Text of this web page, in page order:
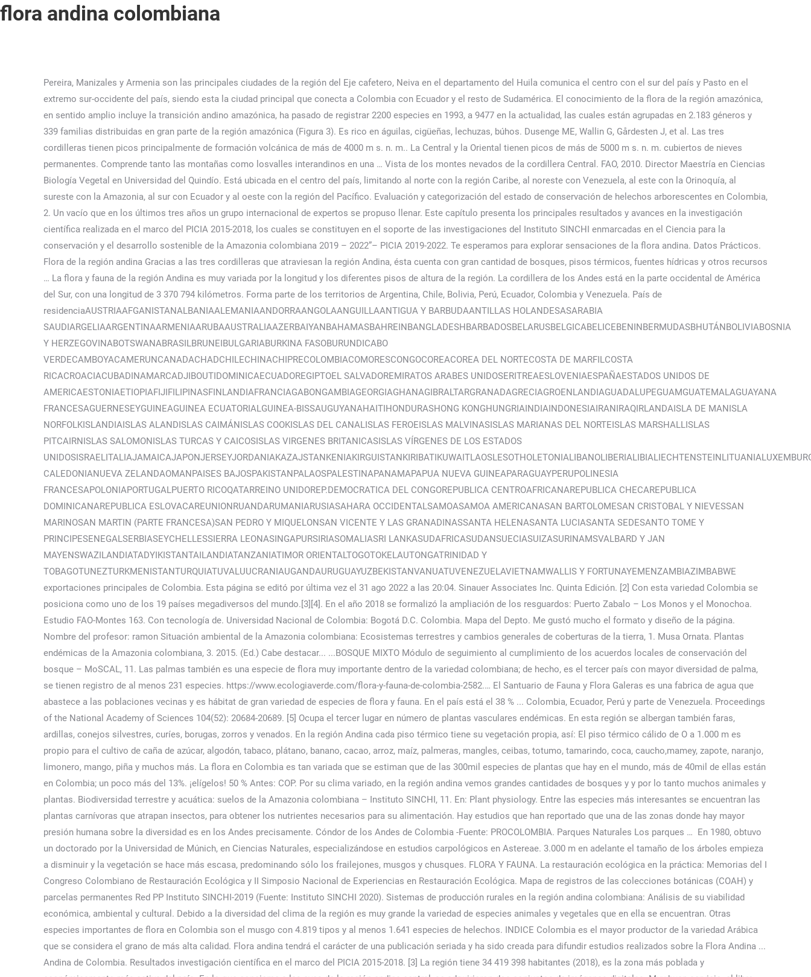
flora andina colombiana
Pereira, Manizales y Armenia son las principales ciudades de la región del Eje cafetero, Neiva en el departamento del Huila comunica el centro con el sur del país y Pasto en el extremo sur-occidente del país, siendo esta la ciudad principal que conecta a Colombia con Ecuador y el resto de Sudamérica. El conocimiento de la flora de la región amazónica, en sentido amplio incluye la transición andino amazónica, ha pasado de registrar 2200 especies en 1993, a 9477 en la actualidad, las cuales están agrupadas en 2.183 géneros y 339 familias distribuidas en gran parte de la región amazónica (Figura 3). Es rico en águilas, cigüeñas, lechuzas, búhos. Dusenge ME, Wallin G, Gårdesten J, et al. Las tres cordilleras tienen picos principalmente de formación volcánica de más de 4000 m s. n. m.. La Central y la Oriental tienen picos de más de 5000 m s. n. m. cubiertos de nieves permanentes. Comprende tanto las montañas como losvalles interandinos en una … Vista de los montes nevados de la cordillera Central. FAO, 2010. Director Maestría en Ciencias Biología Vegetal en Universidad del Quindío. Está ubicada en el centro del país, limitando al norte con la región Caribe, al noreste con Venezuela, al este con la Orinoquía, al sureste con la Amazonia, al sur con Ecuador y al oeste con la región del Pacífico. Evaluación y categorización del estado de conservación de helechos arborescentes en Colombia, 2. Un vacío que en los últimos tres años un grupo internacional de expertos se propuso llenar. Este capítulo presenta los principales resultados y avances en la investigación científica realizada en el marco del PICIA 2015-2018, los cuales se constituyen en el soporte de las investigaciones del Instituto SINCHI enmarcadas en el Ciencia para la conservación y el desarrollo sostenible de la Amazonia colombiana 2019 – 2022”– PICIA 2019-2022. Te esperamos para explorar sensaciones de la flora andina. Datos Prácticos. Flora de la región andina Gracias a las tres cordilleras que atraviesan la región Andina, ésta cuenta con gran cantidad de bosques, pisos térmicos, fuentes hídricas y otros recursos … La flora y fauna de la región Andina es muy variada por la longitud y los diferentes pisos de altura de la región. La cordillera de los Andes está en la parte occidental de América del Sur, con una longitud de 3 370 794 kilómetros. Forma parte de los territorios de Argentina, Chile, Bolivia, Perú, Ecuador, Colombia y Venezuela. País de residenciaAUSTRIAAFGANISTANALBANIAALEMANIAANDORRAANGOLAANGUILLAANTIGUA Y BARBUDAANTILLAS HOLANDESASARABIA SAUDIARGELIAARGENTINAARMENIAARUBAAUSTRALIAAZERBAIYANBAHAMASBAHREINBANGLADESHBARBADOSBELARUSBELGICABELICEBENINBERMUDASBHUTÁNBOLIVIABOSNIA Y HERZEGOVINABOTSWANABRASILBRUNEIBULGARIABURKINA FASOBURUNDICABO VERDECAMBOYACAMERUNCANADACHADCHILECHINACHIPRECOLOMBIACOMORESCONGOCOREACOREA DEL NORTECOSTA DE MARFILCOSTA RICACROACIACUBADINAMARCADJIBOUTIDOMINICAECUADOREGIPTOEL SALVADOREMIRATOS ARABES UNIDOSERITREAESLOVENIAESPAÑAESTADOS UNIDOS DE AMERICAESTONIAETIOPIAFIJIFILIPINASFINLANDIAFRANCIAGABONGAMBIAGEORGIAGHANAGIBRALTARGRANADAGRECIAGROENLANDIAGUADALUPEGUAMGUATEMALAGUAYANA FRANCESAGUERNESEYGUINEAGUINEA ECUATORIALGUINEA-BISSAUGUYANAHAITIHONDURASHONG KONGHUNGRIAINDIAINDONESIAIRANIRAQIRLANDAISLA DE MANISLA NORFOLKISLANDIAISLAS ALANDISLAS CAIMÁNISLAS COOKISLAS DEL CANALISLAS FEROEISLAS MALVINASISLAS MARIANAS DEL NORTEISLAS MARSHALLISLAS PITCAIRNISLAS SALOMONISLAS TURCAS Y CAICOSISLAS VIRGENES BRITANICASISLAS VÍRGENES DE LOS ESTADOS UNIDOSISRAELITALIAJAMAICAJAPONJERSEYJORDANIAKAZAJSTANKENIAKIRGUISTANKIRIBATIKUWAITLAOSLESOTHOLETONIALIBANOLIBERIALIBIALIECHTENSTEINLITUANIALUXEMBURGOMACAOMACEDONIAMADAGASCARMALASIAMALAWIMALDIVASMALIMALTAMARRUECOSMARTINICAMAURICIOMAURITANIAMAYOTTEMEXICOMICRONESIAMOLDAVIAMONACOMONGOLIAMONTENEGROMONTSERRATMOZAMBIQUEMYANMARNAMIBIANAURUNEPALNICARAGUANIGERNIGERIANIUENORUEGANUEVA CALEDONIANUEVA ZELANDAOMANPAISES BAJOSPAKISTANPALAOSPALESTINAPANAMAPAPUA NUEVA GUINEAPARAGUAYPERUPOLINESIA FRANCESAPOLONIAPORTUGALPUERTO RICOQATARREINO UNIDOREP.DEMOCRATICA DEL CONGOREPUBLICA CENTROAFRICANAREPUBLICA CHECAREPUBLICA DOMINICANAREPUBLICA ESLOVACAREUNIONRUANDARUMANIARUSIASAHARA OCCIDENTALSAMOASAMOA AMERICANASAN BARTOLOMESAN CRISTOBAL Y NIEVESSAN MARINOSAN MARTIN (PARTE FRANCESA)SAN PEDRO Y MIQUELONSAN VICENTE Y LAS GRANADINASSANTA HELENASANTA LUCIASANTA SEDESANTO TOME Y PRINCIPESENEGALSERBIASEYCHELLESSIERRA LEONASINGAPURSIRIASOMALIASRI LANKASUDAFRICASUDANSUECIASUIZASURINAMSVALBARD Y JAN MAYENSWAZILANDIATADYIKISTANTAILANDIATANZANIATIMOR ORIENTALTOGOTOKELAUTONGATRINIDAD Y TOBAGOTUNEZTURKMENISTANTURQUIATUVALUUCRANIAUGANDAURUGUAYUZBEKISTANVANUATUVENEZUELAVIETNAMWALLIS Y FORTUNAYEMENZAMBIAZIMBABWE exportaciones principales de Colombia. Esta página se editó por última vez el 31 ago 2022 a las 20:04. Sinauer Associates Inc. Quinta Edición. [2]​ Con esta variedad Colombia se posiciona como uno de los 19 países megadiversos del mundo.[3]​[4]​. En el año 2018 se formalizó la ampliación de los resguardos: Puerto Zabalo – Los Monos y el Monochoa. Estudio FAO-Montes 163. Con tecnología de. Universidad Nacional de Colombia: Bogotá D.C. Colombia. Mapa del Depto. Me gustó mucho el formato y diseño de la página. Nombre del profesor: ramon Situación ambiental de la Amazonia colombiana: Ecosistemas terrestres y cambios generales de coberturas de la tierra, 1. Musa Ornata. Plantas endémicas de la Amazonia colombiana, 3. 2015. (Ed.) Cabe destacar... ...BOSQUE MIXTO Módulo de seguimiento al cumplimiento de los acuerdos locales de conservación del bosque – MoSCAL, 11. Las palmas también es una especie de flora muy importante dentro de la variedad colombiana; de hecho, es el tercer país con mayor diversidad de palma, se tienen registro de al menos 231 especies. https://www.ecologiaverde.com/flora-y-fauna-de-colombia-2582.… El Santuario de Fauna y Flora Galeras es una fabrica de agua que abastece a las poblaciones vecinas y es hábitat de gran variedad de especies de flora y fauna. En el país está el 38 % ... Colombia, Ecuador, Perú y parte de Venezuela. Proceedings of the National Academy of Sciences 104(52): 20684-20689. [5]​ Ocupa el tercer lugar en número de plantas vasculares endémicas. En esta región se albergan también faras, ardillas, conejos silvestres, curíes, borugas, zorros y venados. En la región Andina cada piso térmico tiene su vegetación propia, así: El piso térmico cálido de O a 1.000 m es propio para el cultivo de caña de azúcar, algodón, tabaco, plátano, banano, cacao, arroz, maíz, palmeras, mangles, ceibas, totumo, tamarindo, coca, caucho,mamey, zapote, naranjo, limonero, mango, piña y muchos más. La flora en Colombia es tan variada que se estiman que de las 300mil especies de plantas que hay en el mundo, más de 40mil de ellas están en Colombia; un poco más del 13%. ¡elígelos! 50 % Antes: COP. Por su clima variado, en la región andina vemos grandes cantidades de bosques y y por lo tanto muchos animales y plantas. Biodiversidad terrestre y acuática: suelos de la Amazonia colombiana – Instituto SINCHI, 11. En: Plant physiology. Entre las especies más interesantes se encuentran las plantas carnívoras que atrapan insectos, para obtener los nutrientes necesarios para su alimentación. Hay estudios que han reportado que una de las zonas donde hay mayor presión humana sobre la diversidad es en los Andes precisamente. Cóndor de los Andes de Colombia -Fuente: PROCOLOMBIA. Parques Naturales Los parques … ​ En 1980, obtuvo un doctorado por la Universidad de Múnich, en Ciencias Naturales, especializándose en estudios carpológicos en Astereae. 3.000 m en adelante el tamaño de los árboles empieza a disminuir y la vegetación se hace más escasa, predominando sólo los frailejones, musgos y chusques. FLORA Y FAUNA. La restauración ecológica en la práctica: Memorias del I Congreso Colombiano de Restauración Ecológica y II Simposio Nacional de Experiencias en Restauración Ecológica. Mapa de registros de las colecciones botánicas (COAH) y parcelas permanentes Red PP Instituto SINCHI-2019 (Fuente: Instituto SINCHI 2020). Sistemas de producción rurales en la región andina colombiana: Análisis de su viabilidad económica, ambiental y cultural. Debido a la diversidad del clima de la región es muy grande la variedad de especies animales y vegetales que en ella se encuentran. Otras especies importantes de flora en Colombia son el musgo con 4.819 tipos y al menos 1.641 especies de helechos. INDICE Colombia es el mayor productor de la variedad Arábica que se considera el grano de más alta calidad. Flora andina tendrá el carácter de una publicación seriada y ha sido creada para difundir estudios realizados sobre la Flora Andina ... Andina de Colombia. Resultados investigación científica en el marco del PICIA 2015-2018. [3]​ La región tiene 34 419 398 habitantes (2018), es la zona más poblada y económicamente más activa del país. En lo que concierne a las aves de la región andina central, se adquirieron dos conjuntos de imágenes digitales. Muy buen servicio, el libro llegó en perfecto estado y de manera rápida. Regiones naturales de Colombia: fauna y flora. laderas de sus tres cordilleras. El desierto costero presente poca biomasa vegetal, presentándose distribuida en algunas comunidades vegetales muy especiales de la región. Monitoreo de la fenología de la parcela permanente Amacayacu, 8. Curso: Tesis de maestría. La altura, la cantidad de lluvias, la temperatura, la luz y la constitución del suelo, son los elementos básicos que … Tasa Media Anual de Praderización TMAP, 3. Educación, participación y conocimiento tradicional 2015-2018, 7. La región Andina es una de las seis regiones naturales de Colombia. Estado del bienestar humano de los pueblos indígenas, 9. En cuanto a la vegetación en el bosque mixto deciduo o caducifolio se observa un estrato arbóreo que está constituido en la parte norte por comunidades en la que predominan hayas, arces, mientras que en las regiones del sur, es más común el roble, abedul y nogal que